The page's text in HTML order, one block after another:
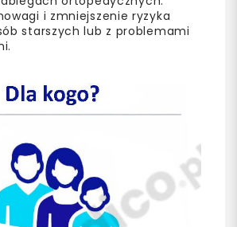
i zmniejszenie ryzyka
starszych lub z problemami